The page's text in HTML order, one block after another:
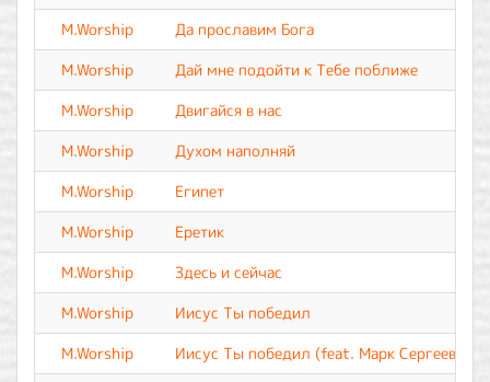
M.Worship
Да прославим Бога
M.Worship
Дай мне подойти к Тебе поближе
M.Worship
Двигайся в нас
M.Worship
Духом наполняй
M.Worship
Египет
M.Worship
Еретик
M.Worship
Здесь и сейчас
M.Worship
Иисус Ты победил
M.Worship
Иисус Ты победил (feat. Марк Сергеев)